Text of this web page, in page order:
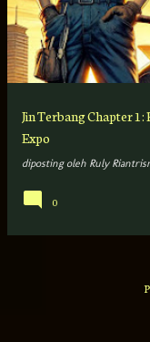
Jin Terbang Chapter
Expo
diposting oleh Ruly
0